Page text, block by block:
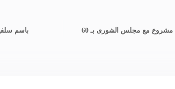
“شور” توقع عقد مشروع مع مجلس الشورى بـ 60
باسم